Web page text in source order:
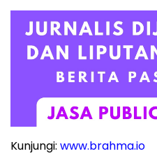
Kunjungi: www.brahma.io